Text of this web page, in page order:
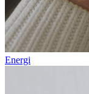
Energi